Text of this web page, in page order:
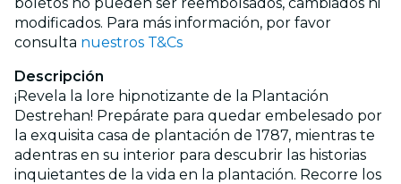
modificados. Para más información, por favor
consulta nuestros T&Cs
Descripción
¡Revela la lore hipnotizante de la Plantación
Destrehan! Prepárate para quedar embelesado por
la exquisita casa de plantación de 1787, mientras te
adentras en su interior para descubrir las historias
inquietantes de la vida en la plantación. Recorre los